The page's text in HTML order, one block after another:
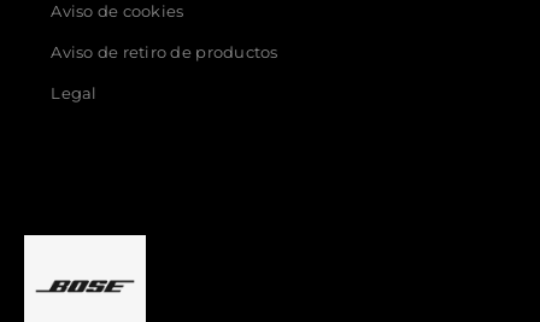
Aviso de cookies
Aviso de retiro de productos
Legal